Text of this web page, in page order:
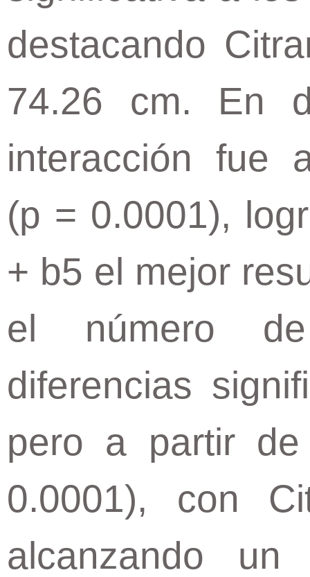
destacando
74.26 cm. En
interacción fue
(p = 0.0001),
+ b5 el mejor
el número
diferencias
pero a partir
0.0001), con
alcanzando